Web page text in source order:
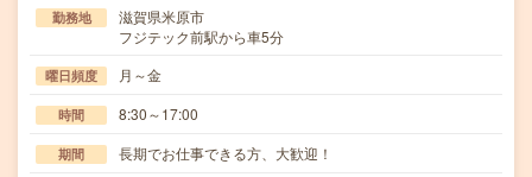
勤務地
滋賀県米原市
フジテック前駅から車5分
曜日頻度 月～金
時間 8:30～17:00
期間 長期でお仕事できる方、大歓迎！